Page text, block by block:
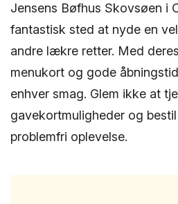
Jensens Bøfhus Skovsøen i
fantastisk sted at nyde en
andre lækre retter. Med
menukort og gode
enhver smag. Glem ikke at
gavekortmuligheder og
problemfri oplevelse.